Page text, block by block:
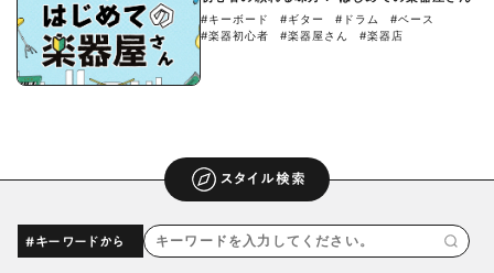
#キーボード #ギター #ドラム
#ベース
#楽器初心者
#楽器屋さん #楽器店
スタイル検索
#キーワードから